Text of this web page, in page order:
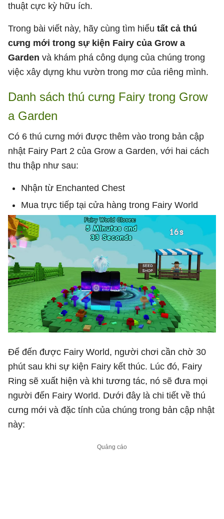
thuật cực kỳ hữu ích.
Trong bài viết này, hãy cùng tìm hiểu tất cả thú
cưng mới trong sự kiện Fairy của Grow a
Garden và khám phá công dụng của chúng trong
việc xây dựng khu vườn trong mơ của riêng mình.
Danh sách thú cưng Fairy trong Grow
a Garden
Có 6 thú cưng mới được thêm vào trong bản cập
nhật Fairy Part 2 của Grow a Garden, với hai cách
thu thập như sau:
Nhận từ Enchanted Chest
Mua trực tiếp tại cửa hàng trong Fairy World
Để đến được Fairy World, người chơi cần chờ 30
phút sau khi sự kiện Fairy kết thúc. Lúc đó, Fairy
Ring sẽ xuất hiện và khi tương tác, nó sẽ đưa mọi
người đến Fairy World. Dưới đây là chi tiết về thú
cưng mới và đặc tính của chúng trong bản cập nhật
này: